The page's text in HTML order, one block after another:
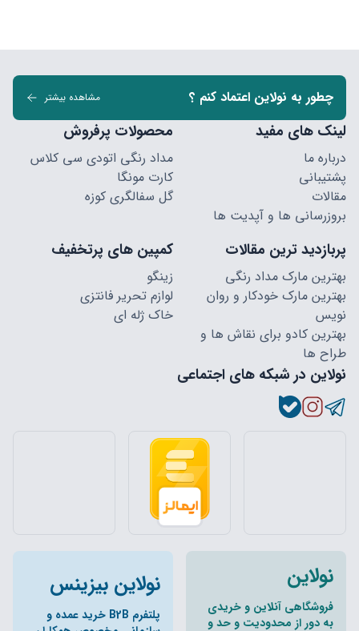
چطور به نولاین اعتماد کنم ؟ مشاهده بیشتر
لینک های مفید
درباره ما
پشتیبانی
مقالات
بروزرسانی ها و آپدیت ها
محصولات پرفروش
مداد رنگی اتودی سی کلاس
کارت مونگا
گل سفالگری کوزه
پربازدید ترین مقالات
بهترین مارک مداد رنگی
بهترین مارک خودکار و روان
نویس
بهترین کادو برای نقاش ها و
طراح ها
کمپین های پرتخفیف
زینگو
لوازم تحریر فانتزی
خاک ژله ای
نولاین در شبکه های اجتماعی
نولاین
فروشگاهی آنلاین و خریدی
به دور از محدودیت و حد و
نولاین بیزینس
پلتفرم B2B خرید عمده و